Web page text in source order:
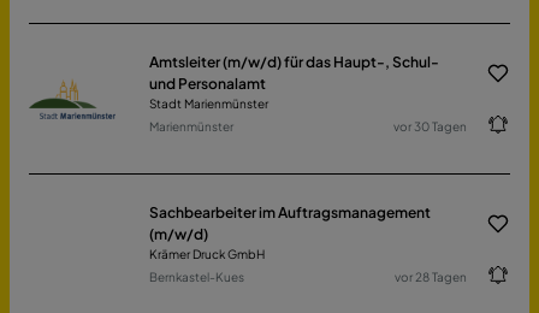
Amtsleiter (m/w/d) für das Haupt-, Schul-
und Personalamt
Stadt Marienmünster
Marienmünster
vor 30 Tagen
Sachbearbeiter im Auftragsmanagement
(m/w/d)
Krämer Druck GmbH
Bernkastel-Kues
vor 28 Tagen